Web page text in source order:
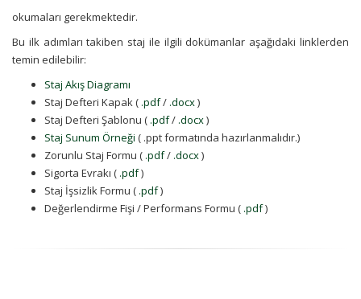
okumaları gerekmektedir.
Bu ilk adımları takiben staj ile ilgili dokümanlar aşağıdaki linklerden
temin edilebilir:
Staj Akış Diagramı
Staj Defteri Kapak ( .pdf/ .docx)
Staj Defteri Şablonu ( .pdf/ .docx)
Staj Sunum Örneği ( .ppt formatında hazırlanmalıdır.)
Zorunlu Staj Formu ( .pdf/ .docx)
Sigorta Evrakı ( .pdf)
Staj İşsizlik Formu ( .pdf)
Değerlendirme Fişi / Performans Formu ( .pdf)